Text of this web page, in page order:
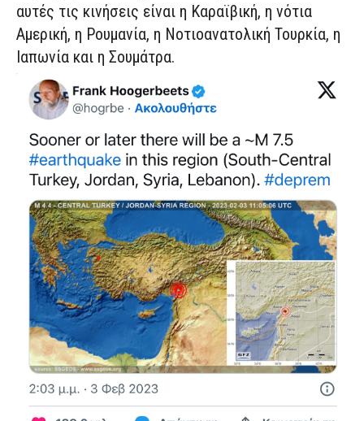
αυτές τις κινήσεις είναι η Καραϊβική, η νότια
Αμερική, η Ρουμανία, η Νοτιοανατολική Τουρκία, η
Ιαπωνία και η Σουμάτρα.